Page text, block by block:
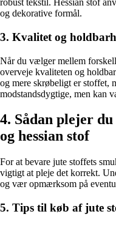
robust tekstil. Hessian stof
og dekorative formål.
3. Kvalitet og
Når du vælger mellem
overveje kvaliteten og
og mere skrøbeligt er stoffet,
modstandsdygtige, men kan
4. Sådan plejer
og hessian stof
For at bevare jute stoffets
vigtigt at pleje det korrekt.
og vær opmærksom på
5. Tips til køb af jute